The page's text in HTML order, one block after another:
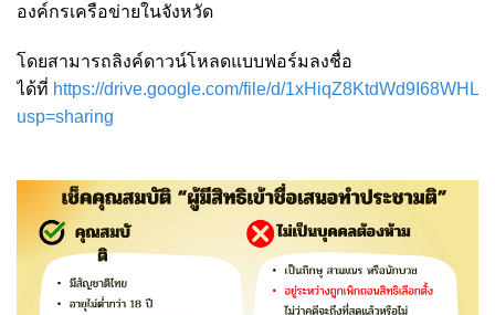
องค์กรเครือข่ายในจังหวัด
โดยสามารถลิงค์ดาวน์โหลดแบบฟอร์มลงชื่อ
ได้ที่ https://drive.google.com/file/d/
usp=sharing